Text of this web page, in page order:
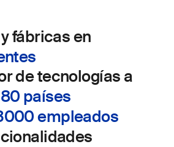
fábricas en
de tecnologías a
países
empleados